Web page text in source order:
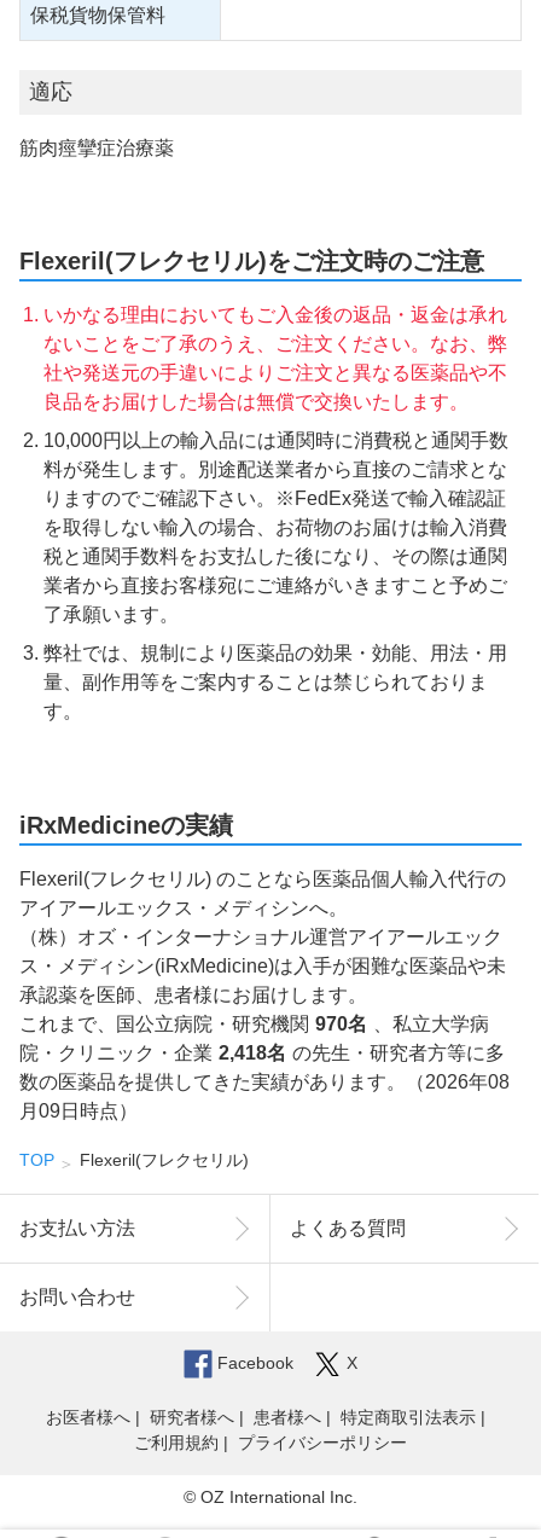
保税貨物保管料
適応
筋肉痙攣症治療薬
Flexeril(フレクセリル)をご注文時のご注意
いかなる理由においてもご入金後の返品・返金は承れ
ないことをご了承のうえ、ご注文ください。なお、弊
社や発送元の手違いによりご注文と異なる医薬品や不
良品をお届けした場合は無償で交換いたします。
10,000円以上の輸入品には通関時に消費税と通関手数
料が発生します。別途配送業者から直接のご請求とな
りますのでご確認下さい。※FedEx発送で輸入確認証
を取得しない輸入の場合、お荷物のお届けは輸入消費
税と通関手数料をお支払した後になり、その際は通関
業者から直接お客様宛にご連絡がいきますこと予めご
了承願います。
弊社では、規制により医薬品の効果・効能、用法・用
量、副作用等をご案内することは禁じられておりま
す。
iRxMedicineの実績
Flexeril(フレクセリル) のことなら医薬品個人輸入代行の
アイアールエックス・メディシンへ。
（株）オズ・インターナショナル運営アイアールエック
ス・メディシン(iRxMedicine)は入手が困難な医薬品や未
承認薬を医師、患者様にお届けします。
これまで、国公立病院・研究機関 970名
、私立大学病
院・クリニック・企業 2,418名 の先生・研究者方等に多
数の医薬品を提供してきた実績があります。（2026年08
月09日時点）
TOP Flexeril(フレクセリル)
お支払い方法 よくある質問
お問い合わせ
Facebook X
お医者様へ 研究者様へ 患者様へ
特定商取引法表示
ご利用規約
プライバシーポリシー
© OZ International Inc.